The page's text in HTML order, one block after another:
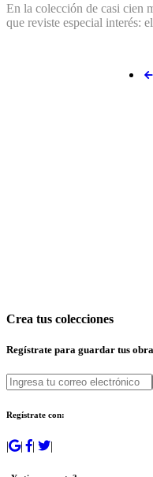
En la colección de casi cien
que reviste especial interés:
Crea tus colecciones
Regístrate para guardar tus
Regístrate con:
| | | |